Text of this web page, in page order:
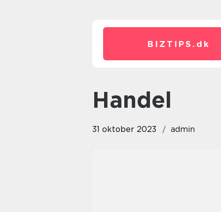
BIZTIPS. dk
handel
31 oktober 2023 admin